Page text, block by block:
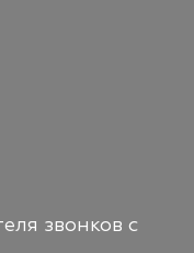
звонков с